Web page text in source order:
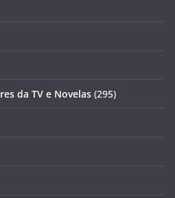
da TV e Novelas (295)